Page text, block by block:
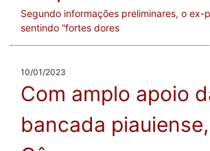
Segundo informações preliminares, o ex-
sentindo “fortes dores
10/01/2023
Com amplo apoio
bancada piauiense,